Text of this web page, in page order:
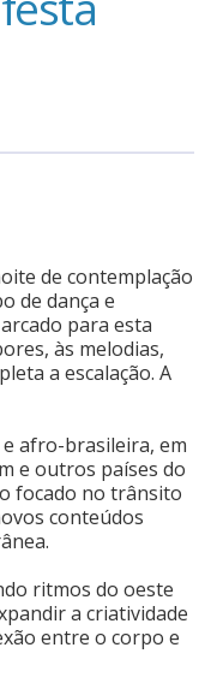
de contemplação
de dança e
para esta
às melodias,
a escalação. A
afro-brasileira, em
e outros países do
focado no trânsito
conteúdos
ritmos do oeste
a criatividade
entre o corpo e